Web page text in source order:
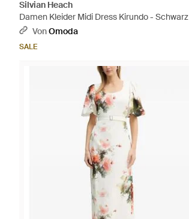
Silvian Heach
Damen Kleider Midi Dress Kirundo - Schwarz
VonOmoda
SALE